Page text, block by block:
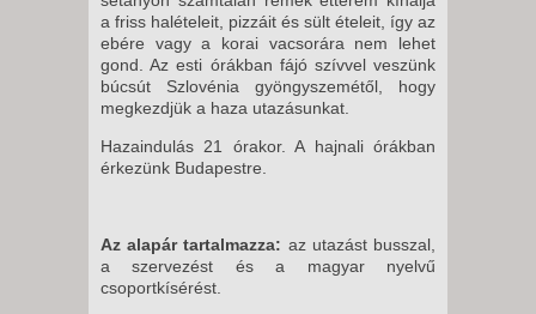
a friss halételeit, pizzáit és sült ételeit, így az
ebére vagy a korai vacsorára nem lehet
gond. Az esti órákban fájó szívvel veszünk
búcsút Szlovénia gyöngyszemétől, hogy
megkezdjük a haza utazásunkat.
Hazaindulás 21 órakor. A hajnali órákban
érkezünk Budapestre.
Az alapár tartalmazza: az utazást busszal,
a szervezést és a magyar nyelvű
csoportkísérést.